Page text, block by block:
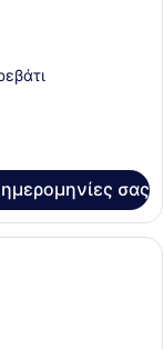
σας
με ένα ξύλινο